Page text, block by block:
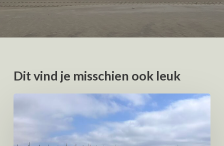
Dit vind je misschien ook leuk